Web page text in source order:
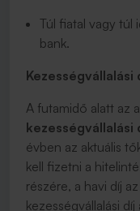
Túl fiatal vagy túl
bank.
Kezességvállalási
A futamidő alatt az
kezességvállalási
évben az aktuális
kell fizetni a
részére, a havi díj
kezességvállalási